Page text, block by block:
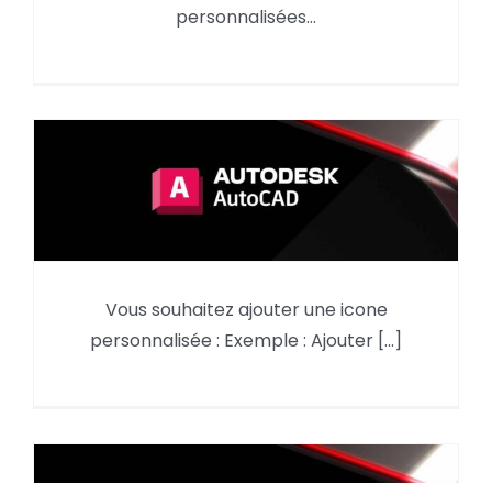
personnalisées…
AutoCAD : créer une icône
personnalisée à partir d’une
Vous souhaitez ajouter une icone
personnalisée : Exemple : Ajouter [...]